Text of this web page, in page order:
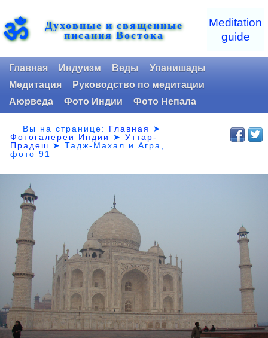
ॐ Духовные и священные
писания Востока
Meditation
guide
Главная Индуизм Веды
Упанишады
Медитация
Руководство по медитации
Аюрведа
Фото Индии Фото Непала
Вы на странице: Главная
➤
Фотогалереи Индии
➤Уттар-
Прадеш ➤Тадж-Махал и Агра,
фото 91